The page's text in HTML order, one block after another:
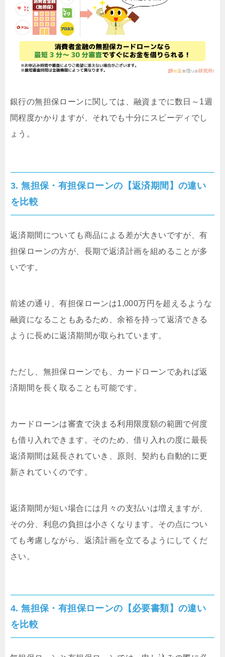
銀行の無担保ローンに関しては、融資までに数日～1週
間程度かかりますが、それでも十分にスピーディでし
ょう。
3. 無担保・有担保ローンの【返済期間】の違い
を比較
返済期間についても商品による差が大きいですが、有
担保ローンの方が、長期で返済計画を組めることが多
いです。
前述の通り、有担保ローンは1,000万円を超えるような
融資になることもあるため、余裕を持って返済できる
ように長めに返済期間が取られています。
ただし、無担保ローンでも、カードローンであれば返
済期間を長く取ることも可能です。
カードローンは審査で決まる利用限度額の範囲で何度
も借り入れできます。そのため、借り入れの度に最長
返済期間は延長されていき、原則、契約も自動的に更
新されていくのです。
返済期間が短い場合には月々の支払いは増えますが、
その分、利息の負担は小さくなります。その点につい
ても考慮しながら、返済計画を立てるようにしてくだ
さい。
4. 無担保・有担保ローンの【必要書類】の違い
を比較